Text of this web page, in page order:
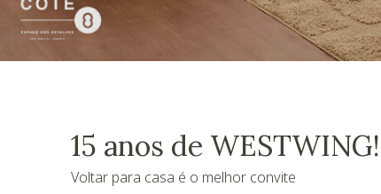
15 anos de WESTWING!
Voltar para casa é o melhor convite